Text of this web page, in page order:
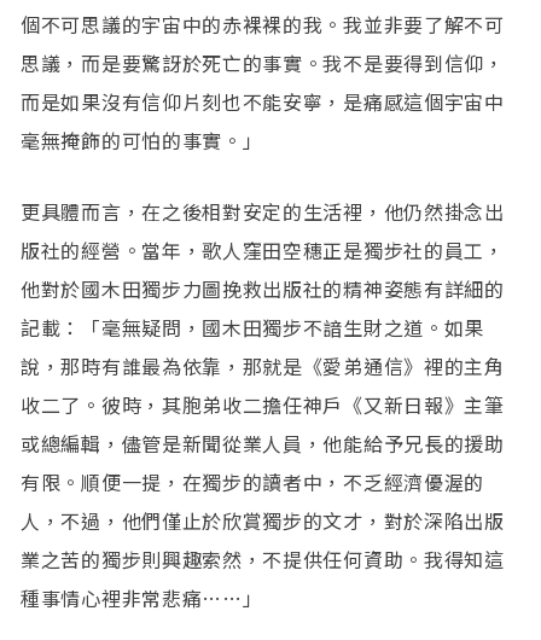
個不可思議的宇宙中的赤裸裸的我。我並非要了解不可
思議，而是要驚訝於死亡的事實。我不是要得到信仰，
而是如果沒有信仰片刻也不能安寧，是痛感這個宇宙中
毫無掩飾的可怕的事實。」
更具體而言，在之後相對安定的生活裡，他仍然掛念出
版社的經營。當年，歌人窪田空穗正是獨步社的員工，
他對於國木田獨步力圖挽救出版社的精神姿態有詳細的
記載：「毫無疑問，國木田獨步不諳生財之道。如果
說，那時有誰最為依靠，那就是《愛弟通信》裡的主角
收二了。彼時，其胞弟收二擔任神戶《又新日報》主筆
或總編輯，儘管是新聞從業人員，他能給予兄長的援助
有限。順便一提，在獨步的讀者中，不乏經濟優渥的
人，不過，他們僅止於欣賞獨步的文才，對於深陷出版
業之苦的獨步則興趣索然，不提供任何資助。我得知這
種事情心裡非常悲痛……」